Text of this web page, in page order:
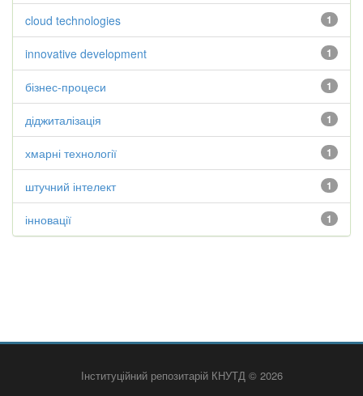
1
cloud technologies
1
innovative development
1
бізнес-процеси
1
діджиталізація
1
хмарні технології
1
штучний інтелект
1
інновації
Інституційний репозитарій КНУТД © 2026